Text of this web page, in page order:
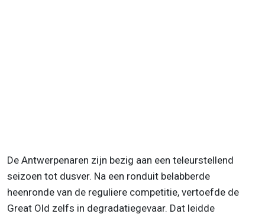
De Antwerpenaren zijn bezig aan een teleurstellend
seizoen tot dusver. Na een ronduit belabberde
heenronde van de reguliere competitie, vertoefde de
Great Old zelfs in degradatiegevaar. Dat leidde